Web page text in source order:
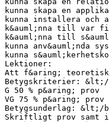
kunna skapa en
kunna installera och
k&auml;nna till var
k&auml;nna till
kunna anv&auml;nda
kunna
Lektioner:
Att f&aring;
Betygskriterier: &lt;/
G 50 % p&aring; prov
VG 75 % p&aring; prov
Betygsunderlag: &lt;/
Skriftligt prov samt